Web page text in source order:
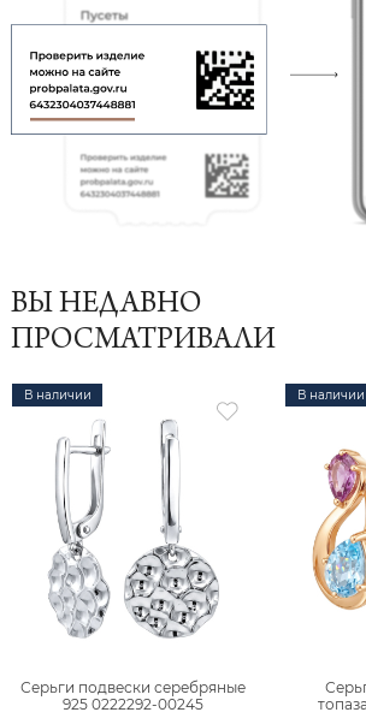
ВЫ НЕДАВНО
ПРОСМАТРИВАЛИ
В наличии
Серьги подвески серебряные
925 0222292-00245
В наличии